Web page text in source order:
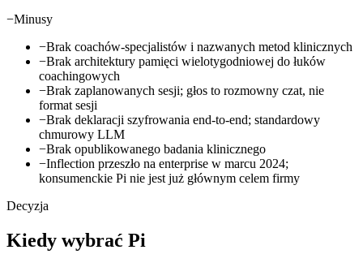
−Minusy
−Brak coachów-specjalistów i nazwanych metod klinicznych
−Brak architektury pamięci wielotygodniowej do łuków
coachingowych
−Brak zaplanowanych sesji; głos to rozmowny czat, nie
format sesji
−Brak deklaracji szyfrowania end-to-end; standardowy
chmurowy LLM
−Brak opublikowanego badania klinicznego
−Inflection przeszło na enterprise w marcu 2024;
konsumenckie Pi nie jest już głównym celem firmy
Decyzja
Kiedy wybrać Pi